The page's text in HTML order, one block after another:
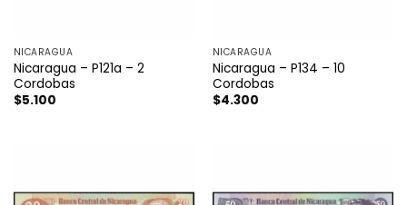
NICARAGUA
Nicaragua – P121a – 2
Cordobas
$5.100
NICARAGUA
Nicaragua – P134 – 10
Cordobas
$4.300